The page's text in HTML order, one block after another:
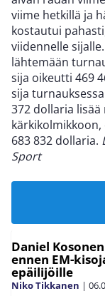
viime hetkillä ja
kostautui
viidennelle
lähtemään
sija oikeutti 469
sija
372 dollaria
683 832 dollaria.
Sport
Daniel
ennen EM-
epäilijöille
Niko Tikkanen |